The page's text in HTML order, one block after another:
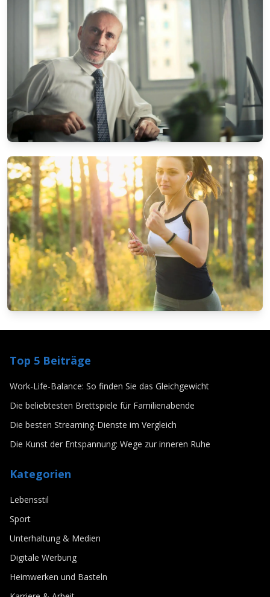
Die beliebtesten Brettspiele für
Familienabende
Von Stefan Brandt
UNTERHALTUNG & MEDIEN
Die besten Streaming-Dienste im Vergleich
4/1/2025 Von Stefan Brandt
LEBENSSTIL
inneren Ruhe
3/28/2025 Lars Baumann
Top 5 Beiträge
Work-Life-Balance: So finden Sie das Gleichgewicht
Die beliebtesten Brettspiele für Familienabende
Die besten Streaming-Dienste im Vergleich
Die Kunst der Entspannung: Wege zur inneren Ruhe
Kategorien
Lebensstil
Sport
Unterhaltung & Medien
Digitale Werbung
Heimwerken und Basteln